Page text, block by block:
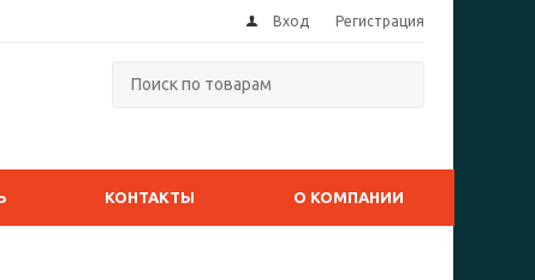
Вход Регистрация
КОНТАКТЫ О КОМПАНИИ